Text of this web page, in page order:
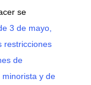
se
3 de mayo,
restricciones
de
y de